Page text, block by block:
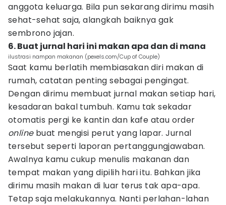
anggota keluarga. Bila pun sekarang dirimu masih
sehat-sehat saja, alangkah baiknya gak
sembrono jajan.
6. Buat jurnal hari ini makan apa dan di mana
ilustrasi nampan makanan (pexels.com/Cup of Couple)
Saat kamu berlatih membiasakan diri makan di
rumah, catatan penting sebagai pengingat.
Dengan dirimu membuat jurnal makan setiap hari,
kesadaran bakal tumbuh. Kamu tak sekadar
otomatis pergi ke kantin dan kafe atau order
online buat mengisi perut yang lapar. Jurnal
tersebut seperti laporan pertanggungjawaban.
Awalnya kamu cukup menulis makanan dan
tempat makan yang dipilih hari itu. Bahkan jika
dirimu masih makan di luar terus tak apa-apa.
Tetap saja melakukannya. Nanti perlahan-lahan